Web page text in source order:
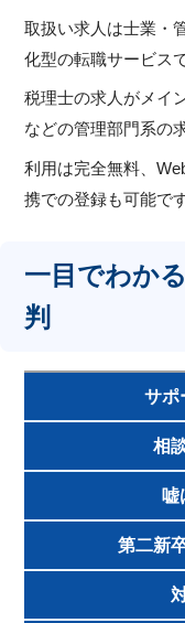
取扱い求人は士業・
化型の転職サービス
税理士の求人がメイ
などの管理部門系の
利用は完全無料、
携での登録も可能です
一目でわか
判
サポ
相
嘘
第二新